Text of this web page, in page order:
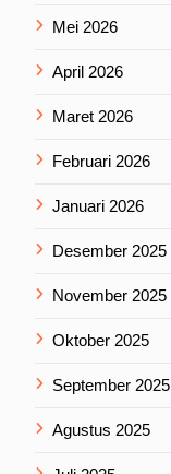
Mei 2026
April 2026
Maret 2026
Februari 2026
Januari 2026
Desember 2025
November 2025
Oktober 2025
September 2025
Agustus 2025